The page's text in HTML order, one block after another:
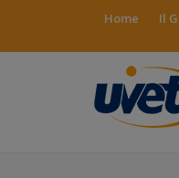
Home Il